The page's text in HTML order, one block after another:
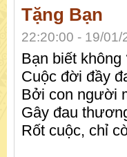
Tặng Bạn
22:20:00 - 19/01/
Bạn biết không
Cuộc đời đầy
Bởi con người
Gây đau
Rốt cuộc, chỉ